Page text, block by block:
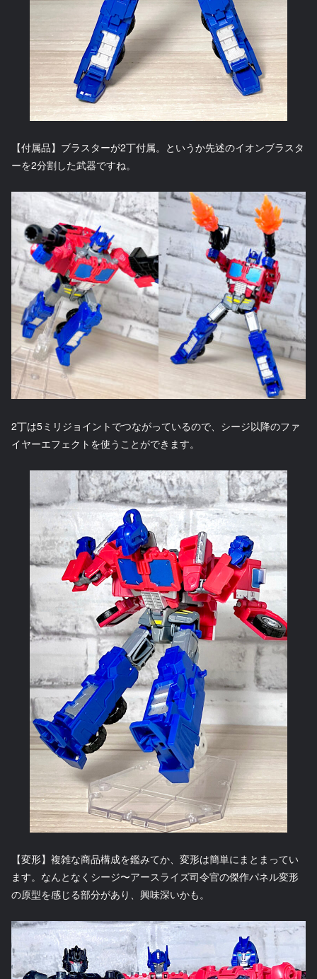
【付属品】ブラスターが2丁付属。というか先述のイオンブラスタ
ーを2分割した武器ですね。
2丁は5ミリジョイントでつながっているので、シージ以降のファ
イヤーエフェクトを使うことができます。
【変形】複雑な商品構成を鑑みてか、変形は簡単にまとまってい
ます。なんとなくシージ〜アースライズ司令官の傑作パネル変形
の原型を感じる部分があり、興味深いかも。